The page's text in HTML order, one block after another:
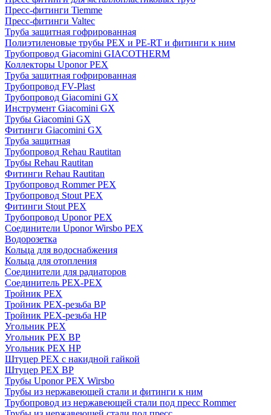
Пресс-фитинги Tiemme
Пресс-фитинги Valtec
Труба защитная гофрированная
Полиэтиленовые трубы PEX и PE-RT и фитинги к ним
Трубопровод Giacomini GIACOTHERM
Коллекторы Uponor PEX
Труба защитная гофрированная
Трубопровод FV-Plast
Трубопровод Giacomini GX
Инструмент Giacomini GX
Трубы Giacomini GX
Фитинги Giacomini GX
Труба защитная
Трубопровод Rehau Rautitan
Трубы Rehau Rautitan
Фитинги Rehau Rautitan
Трубопровод Rommer PEX
Трубопровод Stout PEX
Фитинги Stout PEX
Трубопровод Uponor PEX
Соединители Uponor Wirsbo PEX
Водорозетка
Кольца для водоснабжения
Кольца для отопления
Соединители для радиаторов
Соединитель PEX-PEX
Тройник PEX
Тройник PEX-резьба ВР
Тройник PEX-резьба НР
Угольник PEX
Угольник PEX ВР
Угольник PEX НР
Штуцер PEX c накидной гайкой
Штуцер PEX ВР
Трубы Uponor PEX Wirsbo
Трубы из нержавеющей стали и фитинги к ним
Трубопровод из нержавеющей стали под пресс Rommer